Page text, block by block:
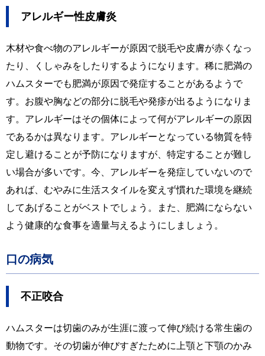
アレルギー性皮膚炎
木材や食べ物のアレルギーが原因で脱毛や皮膚が赤くなっ
たり、くしゃみをしたりするようになります。稀に肥満の
ハムスターでも肥満が原因で発症することがあるようで
す。お腹や胸などの部分に脱毛や発疹が出るようになりま
す。アレルギーはその個体によって何がアレルギーの原因
であるかは異なります。アレルギーとなっている物質を特
定し避けることが予防になりますが、特定することが難し
い場合が多いです。今、アレルギーを発症していないので
あれば、むやみに生活スタイルを変えず慣れた環境を継続
してあげることがベストでしょう。また、肥満にならない
よう健康的な食事を適量与えるようにしましょう。
口の病気
不正咬合
ハムスターは切歯のみが生涯に渡って伸び続ける常生歯の
動物です。その切歯が伸びすぎたために上顎と下顎のかみ